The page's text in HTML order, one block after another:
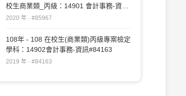
校生商業類_丙級：14901 會計事務-資訊
#85967
2020 年 · #85967
108年 - 108 在校生(商業類)丙級專案檢定
學科：14902會計事務-資訊#84163
2019 年 · #84163